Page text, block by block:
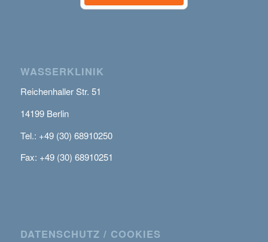
WASSERKLINIK
Reichenhaller Str. 51
14199 Berlin
Tel.: +49 (30) 68910250
Fax: +49 (30) 68910251
DATENSCHUTZ / COOKIES